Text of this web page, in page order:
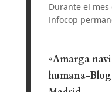
Durante el
Infocop
«Amarga
humana-